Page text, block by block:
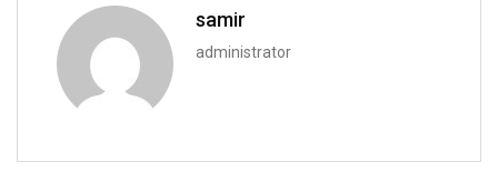
samir
administrator